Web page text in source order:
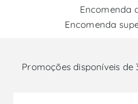
Encomenda
Encomenda
Promoções disponíveis